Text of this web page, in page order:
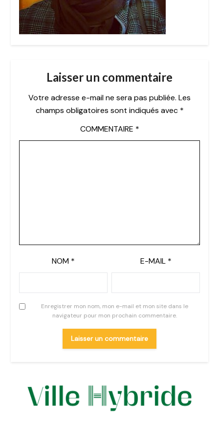
Laisser un commentaire
Votre adresse e-mail ne sera pas publiée. Les
champs obligatoires sont indiqués avec *
COMMENTAIRE *
NOM * E-MAIL *
Enregistrer mon nom, mon e-mail et mon site dans le
navigateur pour mon prochain commentaire.